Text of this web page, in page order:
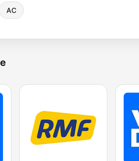
AC